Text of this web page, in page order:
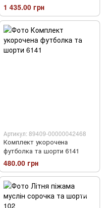
1 435.00 грн
Артикул: 89409-00000042468
Комплект укорочена
футболка та шорти 6141
480.00 грн